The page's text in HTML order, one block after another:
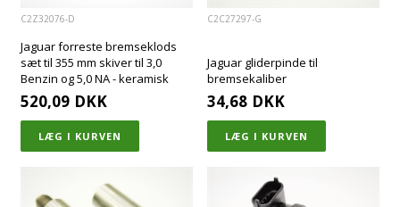
C2Z32076-D
Jaguar forreste bremseklods
sæt til 355 mm skiver til 3,0
Benzin og 5,0 NA - keramisk
520,09 DKK
C2C27297-G
Jaguar gliderpinde til
bremsekaliber
34,68 DKK